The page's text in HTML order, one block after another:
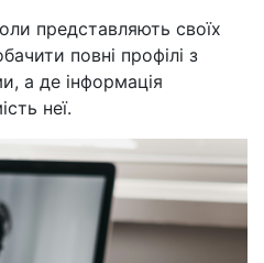
представляють своїх
повні профілі з
а де інформація
неї.